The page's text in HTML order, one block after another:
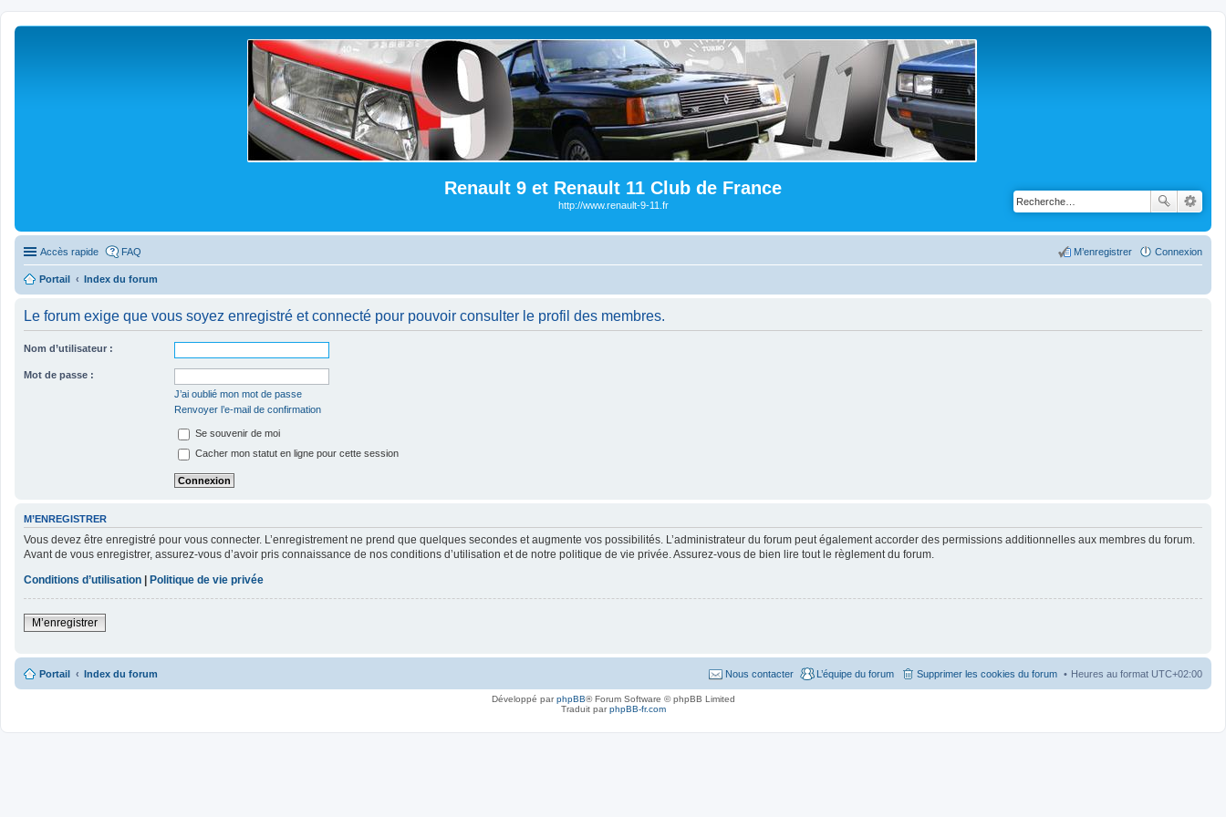
Renault 9 et Renault 11 Club de France
http://www.renault-9-11.fr
Accès rapide FAQ Connexion
M’enregistrer
Portail Index du forum
Le forum exige que vous soyez enregistré et connecté pour pouvoir consulter le profil des membres.
Nom d’utilisateur :
Mot de passe :
J’ai oublié mon mot de passe
Renvoyer l’e-mail de confirmation
Se souvenir de moi
Cacher mon statut en ligne pour cette session
M’ENREGISTRER
Vous devez être enregistré pour vous connecter. L’enregistrement ne prend que quelques secondes et augmente vos possibilités. L’administrateur du forum peut également accorder des permissions additionnelles aux membres du forum.
Avant de vous enregistrer, assurez-vous d’avoir pris connaissance de nos conditions d’utilisation et de notre politique de vie privée. Assurez-vous de bien lire tout le règlement du forum.
Conditions d’utilisation
Politique de vie privée
M’enregistrer
Portail Index du forum Heures au format UTC+02:00
Supprimer les cookies du forum
L’équipe du forum
Nous contacter
Développé parphpBB® Forum Software © phpBB Limited
Traduit parphpBB-fr.com